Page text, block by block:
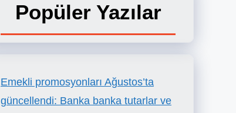
Popüler Yazılar
Emekli promosyonları Ağustos’ta
güncellendi: Banka banka tutarlar ve